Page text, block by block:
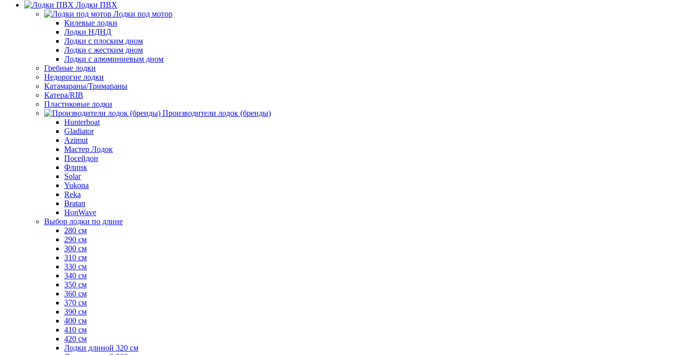
Лодки ПВХ
Лодки под мотор
Килевые лодки
Лодки НДНД
Лодки с плоским дном
Лодки с жестким дном
Лодки с алюминиевым дном
Гребные лодки
Недорогие лодки
Катамараны/Тримараны
Катера/RIB
Пластиковые лодки
Производители лодок (бренды)
Hunterboat
Gladiator
Azimut
Мастер Лодок
Посейдон
Флинк
Solar
Yukona
Reka
Bratan
HonWave
Выбор лодки по длине
280 см
290 см
300 см
310 см
330 см
340 см
350 см
360 см
370 см
390 см
400 см
410 см
420 см
Лодки длиной 320 см